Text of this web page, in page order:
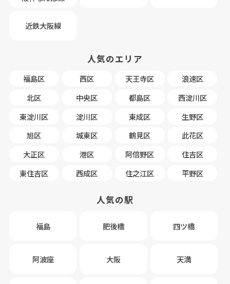
近鉄大阪線
人気のエリア
福島区 西区 天王寺区
浪速区
北区
中央区 都島区
西淀川区
東淀川区
淀川区 東成区
生野区
旭区
城東区 鶴見区
此花区
大正区
港区 阿倍野区
住吉区
東住吉区
西成区 住之江区 平野区
人気の駅
福島 肥後橋 四ツ橋
阿波座 大阪 天満